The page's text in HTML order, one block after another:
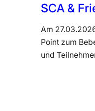
SCA &
Am
Point zum
und